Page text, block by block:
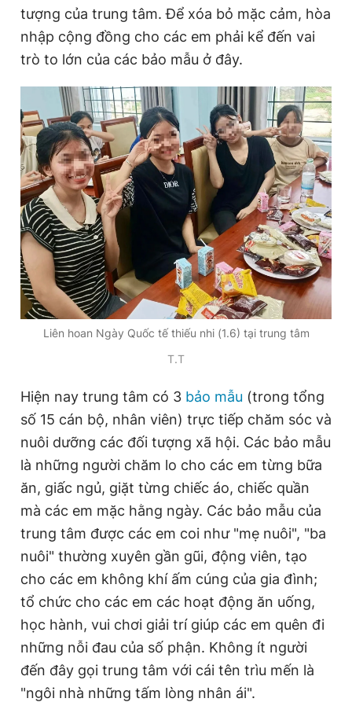
Đọc Thanh Niên trên điện thoại
Theo dõi báo trên
Hotline
0906 645 777
Liên hệ quảng cáo
0908 780 404
Đặt báo Quảng cáo RSS Tòa soạn Chính sách bảo
Tổng biên tập: Nguyễn Ngọc Toàn
Phó tổng biên tập thường trực: Hải Thành
Phó tổng biên tập: Lâm Hiếu Dũng
Phó tổng biên tập: Trần Việt Hưng
Tổng thư ký tòa soạn: Đức Trung
Giấy phép xuất bản số 110/GP - BTTTT cấp ngày 24.3.2020
chép dưới mọi hình thức nếu không có sự chấp thuận bằng văn
bản. Phát triển bởi ePi Technologies, JSC.
tượng của trung tâm. Để xóa bỏ mặc cảm, hòa
nhập cộng đồng cho các em phải kể đến vai
trò to lớn của các bảo mẫu ở đây.
Liên hoan Ngày Quốc tế thiếu nhi (1.6) tại trung tâm
T.T
Hiện nay trung tâm có 3 bảo mẫu (trong tổng
số 15 cán bộ, nhân viên) trực tiếp chăm sóc và
nuôi dưỡng các đối tượng xã hội. Các bảo mẫu
là những người chăm lo cho các em từng bữa
ăn, giấc ngủ, giặt từng chiếc áo, chiếc quần
mà các em mặc hằng ngày. Các bảo mẫu của
trung tâm được các em coi như "mẹ nuôi", "ba
nuôi" thường xuyên gần gũi, động viên, tạo
cho các em không khí ấm cúng của gia đình;
tổ chức cho các em các hoạt động ăn uống,
học hành, vui chơi giải trí giúp các em quên đi
những nỗi đau của số phận. Không ít người
đến đây gọi trung tâm với cái tên trìu mến là
"ngôi nhà những tấm lòng nhân ái".